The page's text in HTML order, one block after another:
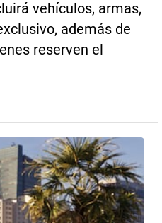
vehículos, armas,
además de
reserven el